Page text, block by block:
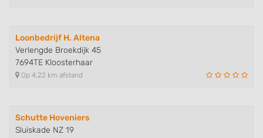
Loonbedrijf H. Altena
Verlengde Broekdijk 45
7694TE Kloosterhaar
Op 4,22 km afstand
Schutte Hoveniers
Sluiskade NZ 19